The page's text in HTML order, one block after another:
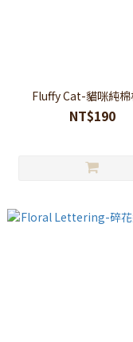
Fluffy Cat-貓咪純棉
NT$190